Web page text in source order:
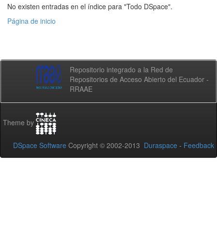
No existen entradas en el índice para "Todo DSpace".
Página de inicio
Repositorio integrado a la Red de
Repositorios de Acceso Abierto del Ecuador -
RRAAE
Theme by
DSpace Software Copyright © 2002-2013 Duraspace - Feedback